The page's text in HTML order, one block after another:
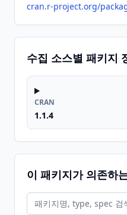
cran.r-project.org/
수집 소스별 패키지
CRAN
1.1.4
이 패키지가 의존하